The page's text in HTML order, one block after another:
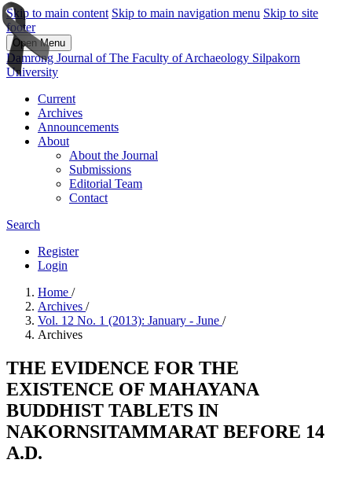
Skip to main content Skip to main navigation menu Skip to site
footer
Open Menu
Damrong Journal of The Faculty of Archaeology Silpakorn
University
Current
Archives
Announcements
About
About the Journal
Submissions
Editorial Team
Contact
Search
Register
Login
Home /
Archives /
Vol. 12 No. 1 (2013): January - June /
Archives
THE EVIDENCE FOR THE
EXISTENCE OF MAHAYANA
BUDDHIST TABLETS IN
NAKORNSITAMMARAT BEFORE 14
A.D.